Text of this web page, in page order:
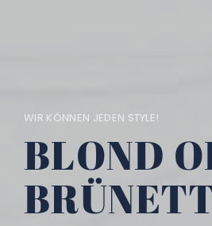
WIR KÖNNEN JEDEN STYLE!
BLOND